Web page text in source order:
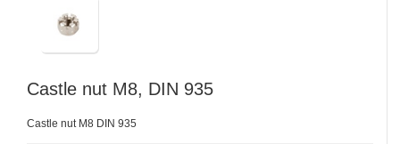
Castle nut M8, DIN 935
Castle nut M8 DIN 935